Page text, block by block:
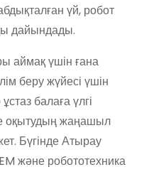
үй, робот
дайындады.
аймақ үшін ғана
беру жүйесі үшін
балаға үлгі
оқытудың жаңашыл
Бүгінде Атырау
және робототехника